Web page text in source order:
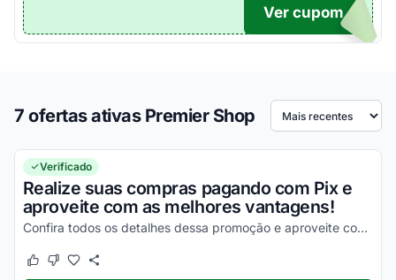
TICO
Ver cupom
7 ofertas ativas Premier Shop Ordenar por
Verificado
Realize suas compras pagando com Pix e
aproveite com as melhores vantagens!
Confira todos os detalhes dessa promoção e aproveite com vantagens simplesmente incríveis!
Este cupom funcionou
Este cupom não funcionou